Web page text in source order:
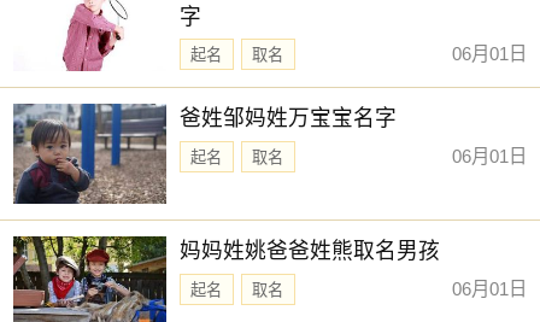
字
起名 取名 06月01日
爸姓邹妈姓万宝宝名字
起名 取名 06月01日
妈妈姓姚爸爸姓熊取名男孩
起名 取名 06月01日